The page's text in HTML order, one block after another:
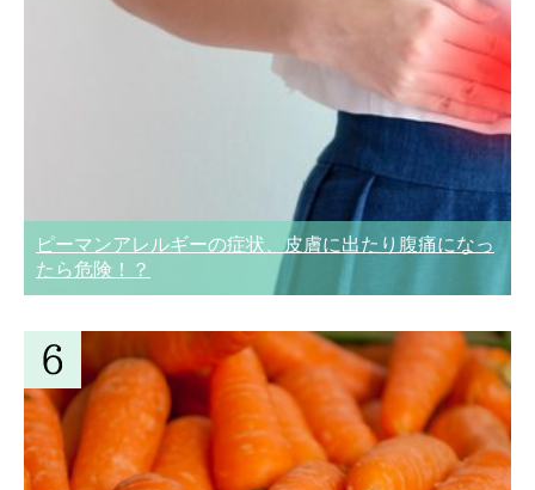
ピーマンアレルギーの症状、皮膚に出たり腹痛になっ
たら危険！？